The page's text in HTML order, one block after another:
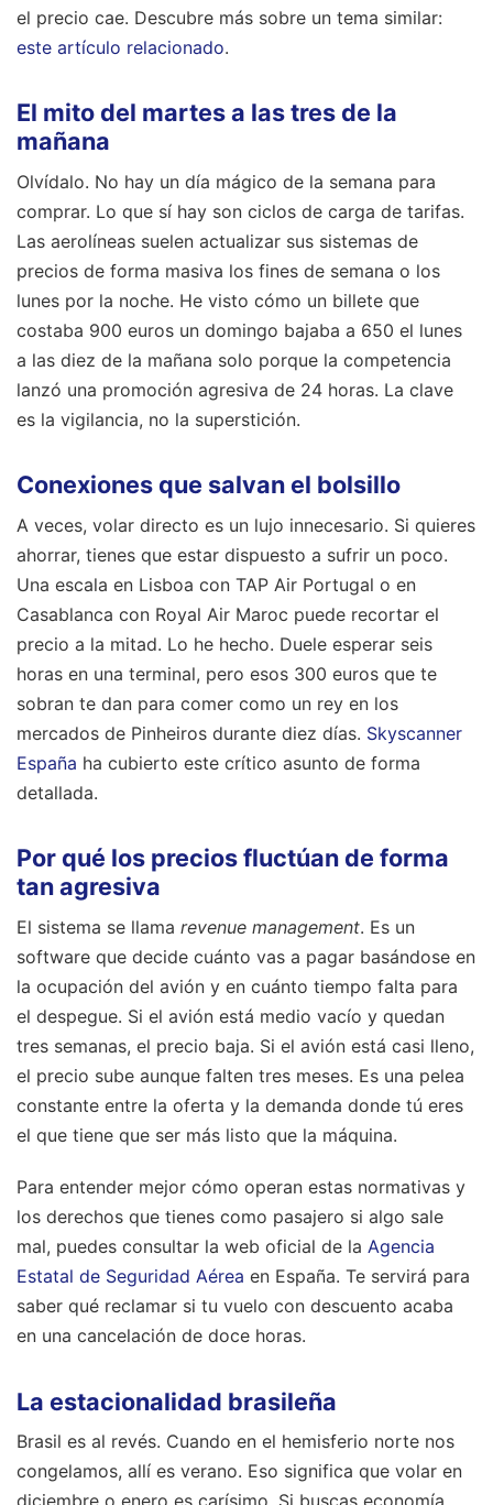
el precio cae. Descubre más sobre un tema similar:
este artículo relacionado.
El mito del martes a las tres de la
mañana
Olvídalo. No hay un día mágico de la semana para
comprar. Lo que sí hay son ciclos de carga de tarifas.
Las aerolíneas suelen actualizar sus sistemas de
precios de forma masiva los fines de semana o los
lunes por la noche. He visto cómo un billete que
costaba 900 euros un domingo bajaba a 650 el lunes
a las diez de la mañana solo porque la competencia
lanzó una promoción agresiva de 24 horas. La clave
es la vigilancia, no la superstición.
Conexiones que salvan el bolsillo
A veces, volar directo es un lujo innecesario. Si quieres
ahorrar, tienes que estar dispuesto a sufrir un poco.
Una escala en Lisboa con TAP Air Portugal o en
Casablanca con Royal Air Maroc puede recortar el
precio a la mitad. Lo he hecho. Duele esperar seis
horas en una terminal, pero esos 300 euros que te
sobran te dan para comer como un rey en los
mercados de Pinheiros durante diez días. Skyscanner
España ha cubierto este crítico asunto de forma
detallada.
Por qué los precios fluctúan de forma
tan agresiva
El sistema se llama revenue management. Es un
software que decide cuánto vas a pagar basándose en
la ocupación del avión y en cuánto tiempo falta para
el despegue. Si el avión está medio vacío y quedan
tres semanas, el precio baja. Si el avión está casi lleno,
el precio sube aunque falten tres meses. Es una pelea
constante entre la oferta y la demanda donde tú eres
el que tiene que ser más listo que la máquina.
Para entender mejor cómo operan estas normativas y
los derechos que tienes como pasajero si algo sale
mal, puedes consultar la web oficial de la Agencia
Estatal de Seguridad Aérea en España. Te servirá para
saber qué reclamar si tu vuelo con descuento acaba
en una cancelación de doce horas.
La estacionalidad brasileña
Brasil es al revés. Cuando en el hemisferio norte nos
congelamos, allí es verano. Eso significa que volar en